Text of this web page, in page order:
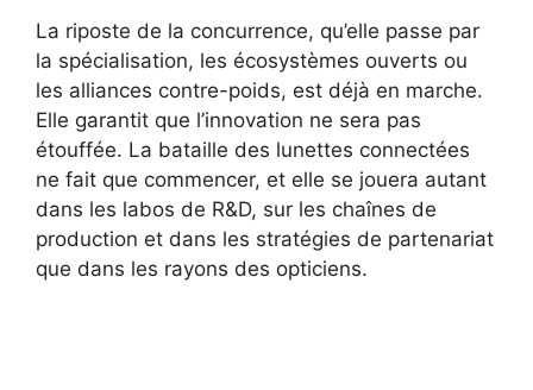
La riposte de la concurrence, qu’elle passe par
la spécialisation, les écosystèmes ouverts ou
les alliances contre-poids, est déjà en marche.
Elle garantit que l’innovation ne sera pas
étouffée. La bataille des lunettes connectées
ne fait que commencer, et elle se jouera autant
dans les labos de R&D, sur les chaînes de
production et dans les stratégies de partenariat
que dans les rayons des opticiens.